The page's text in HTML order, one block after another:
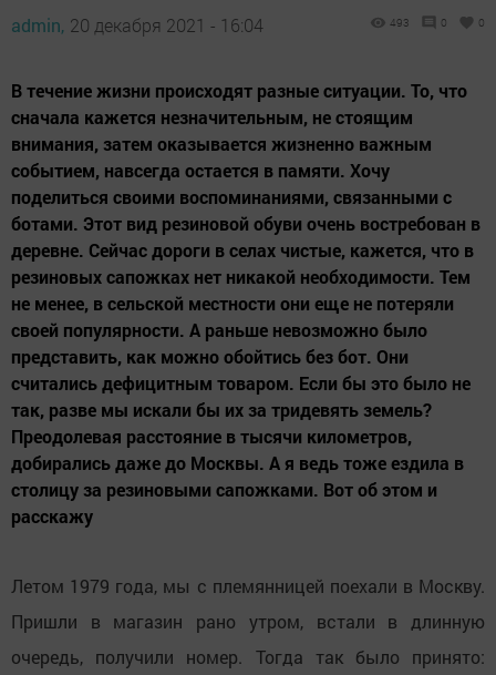
admin, 20 декабря 2021 - 16:04 493 0 0
В течение жизни происходят разные ситуации. То, что
сначала кажется незначительным, не стоящим
внимания, затем оказывается жизненно важным
событием, навсегда остается в памяти. Хочу
поделиться своими воспоминаниями, связанными с
ботами. Этот вид резиновой обуви очень востребован в
деревне. Сейчас дороги в селах чистые, кажется, что в
резиновых сапожках нет никакой необходимости. Тем
не менее, в сельской местности они еще не потеряли
своей популярности. А раньше невозможно было
представить, как можно обойтись без бот. Они
считались дефицитным товаром. Если бы это было не
так, разве мы искали бы их за тридевять земель?
Преодолевая расстояние в тысячи километров,
добирались даже до Москвы. А я ведь тоже ездила в
столицу за резиновыми сапожками. Вот об этом и
расскажу
Летом 1979 года, мы с племянницей поехали в Москву.
Пришли в магазин рано утром, встали в длинную
очередь, получили номер. Тогда так было принято: